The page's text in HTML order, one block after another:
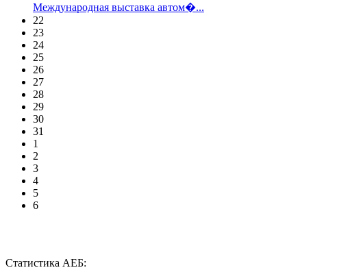
Международная выставка автом�...
22
23
24
25
26
27
28
29
30
31
1
2
3
4
5
6
Статистика АЕБ: